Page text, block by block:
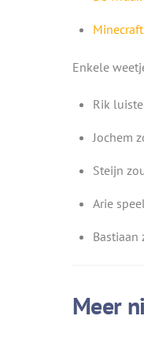
Minecraft
Enkele
Rik
Jochem
Steijn
Arie